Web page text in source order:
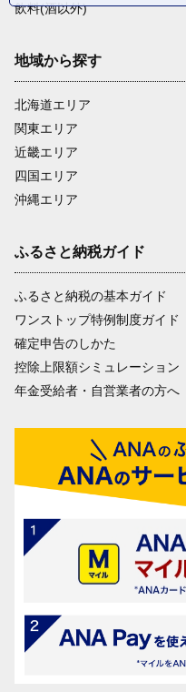
飲料(酒以外)
地域から探す
北海道エリア
関東エリア
近畿エリア
四国エリア
沖縄エリア
ふるさと納税ガイド
ふるさと納税の基本ガイド
ワンストップ特例制度ガイド
確定申告のしかた
控除上限額シミュレーション
年金受給者・自営業者の方へ